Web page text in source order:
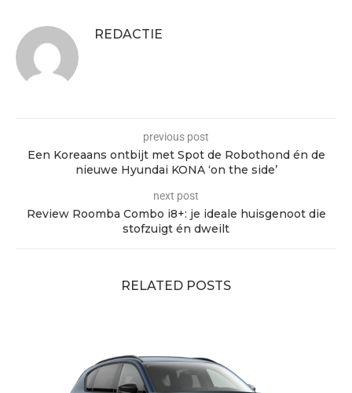
REDACTIE
previous post
Een Koreaans ontbijt met Spot de Robothond én de
nieuwe Hyundai KONA ‘on the side’
next post
Review Roomba Combo i8+: je ideale huisgenoot die
stofzuigt én dweilt
RELATED POSTS